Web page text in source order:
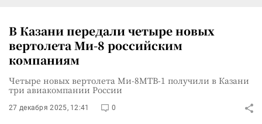
В Казани передали четыре новых
вертолета Ми-8 российским
компаниям
Четыре новых вертолета Ми-8МТВ-1 получили в Казани
три авиакомпании России
27 декабря 2025, 12:41 0